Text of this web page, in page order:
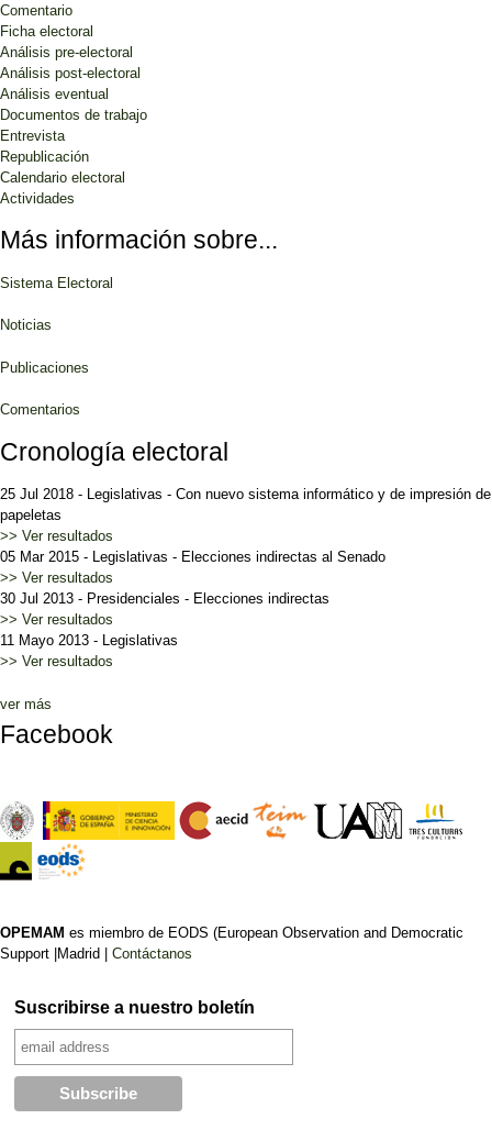
Comentario
Ficha electoral
Análisis pre-electoral
Análisis post-electoral
Análisis eventual
Documentos de trabajo
Entrevista
Republicación
Calendario electoral
Actividades
Más información sobre...
Sistema Electoral
Noticias
Publicaciones
Comentarios
Cronología electoral
25 Jul 2018 - Legislativas - Con nuevo sistema informático y de impresión de
papeletas
>> Ver resultados
05 Mar 2015 - Legislativas - Elecciones indirectas al Senado
>> Ver resultados
30 Jul 2013 - Presidenciales - Elecciones indirectas
>> Ver resultados
11 Mayo 2013 - Legislativas
>> Ver resultados
ver más
Facebook
OPEMAM es miembro de EODS (European Observation and Democratic
Support |Madrid | Contáctanos
Suscribirse a nuestro boletín